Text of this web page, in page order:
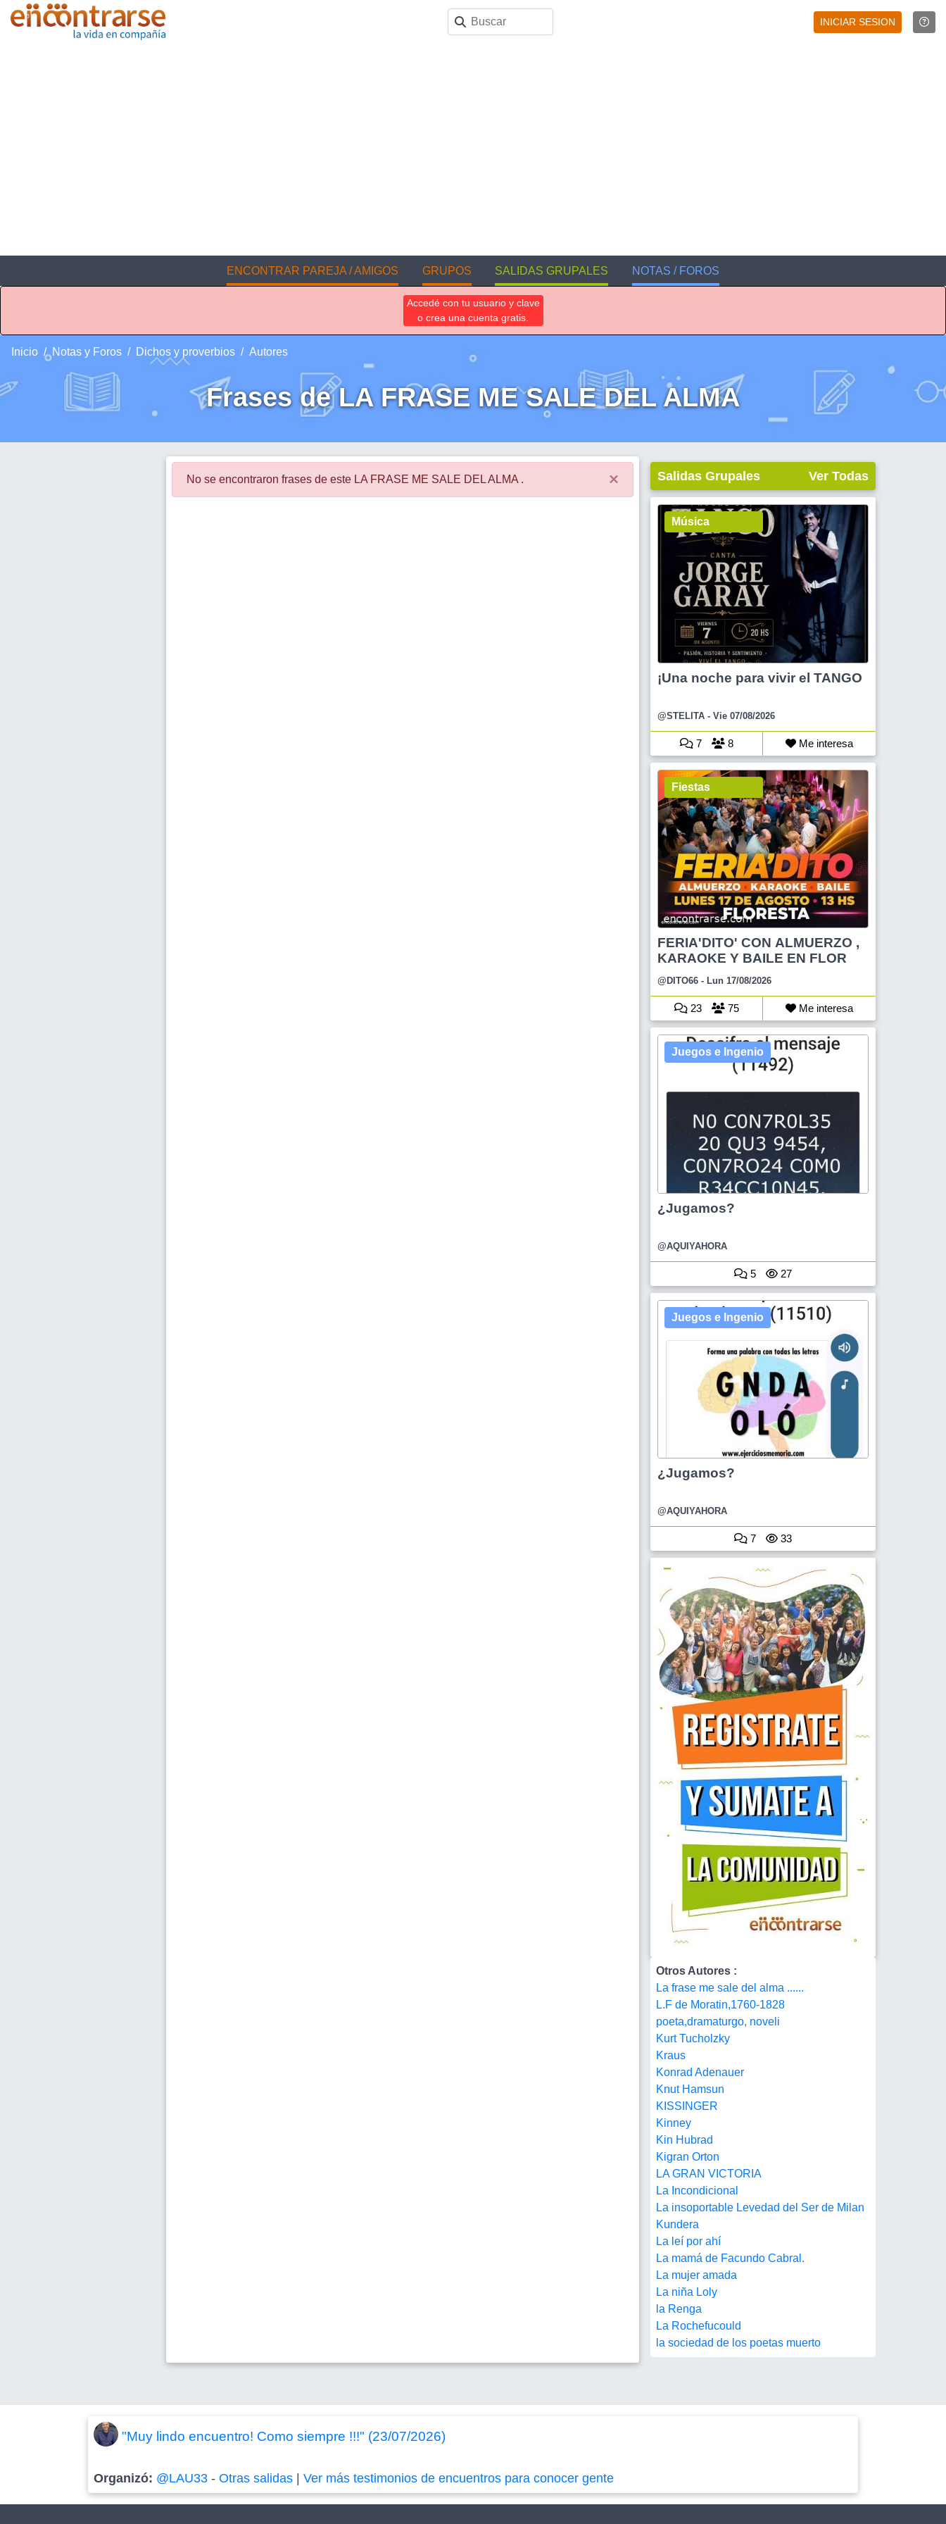
INICIAR SESION
ENCONTRAR PAREJA / AMIGOS GRUPOS SALIDAS GRUPALES NOTAS / FOROS
Accedé con tu usuario y clave
o crea una cuenta gratis.
Inicio Notas y Foros Dichos y proverbios Autores
Frases de LA FRASE ME SALE DEL ALMA
No se encontraron frases de este LA FRASE ME SALE DEL ALMA . × Salidas Grupales Ver Todas
Música
¡Una noche para vivir el TANGO
@STELITA - Vie 07/08/2026
7 8 Me interesa
Fiestas
FERIA'DITO' CON ALMUERZO ,
KARAOKE Y BAILE EN FLOR
@DITO66 - Lun 17/08/2026
23 75 Me interesa
Juegos e Ingenio
¿Jugamos?
@AQUIYAHORA
5 27
Juegos e Ingenio
¿Jugamos?
@AQUIYAHORA
7 33
Otros Autores :
La frase me sale del alma ......
L.F de Moratin,1760-1828
poeta,dramaturgo, noveli
Kurt Tucholzky
Kraus
Konrad Adenauer
Knut Hamsun
KISSINGER
Kinney
Kin Hubrad
Kigran Orton
LA GRAN VICTORIA
La Incondicional
La insoportable Levedad del Ser de Milan
Kundera
La leí por ahí
La mamá de Facundo Cabral.
La mujer amada
La niña Loly
la Renga
La Rochefucould
la sociedad de los poetas muerto
"Muy lindo encuentro! Como siempre !!!" (23/07/2026)
Organizó: @LAU33 -Otras salidas |Ver más testimonios de encuentros para conocer gente